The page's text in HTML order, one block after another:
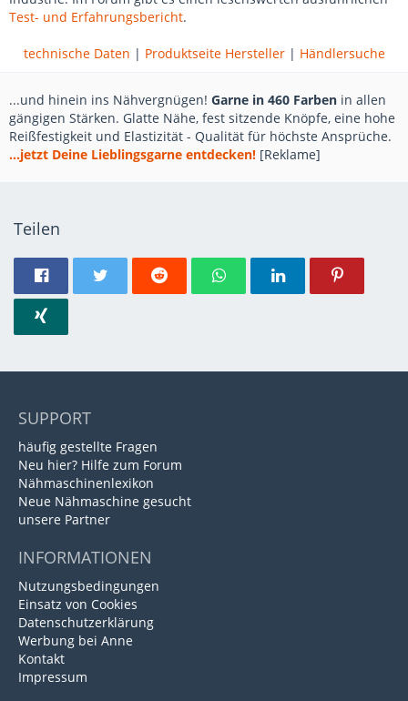
Test- und Erfahrungsbericht.
technische Daten | Produktseite Hersteller| Händlersuche
...und hinein ins Nähvergnügen! Garne in 460 Farben in allen
gängigen Stärken. Glatte Nähe, fest sitzende Knöpfe, eine hohe
Reißfestigkeit und Elastizität - Qualität für höchste Ansprüche.
...jetzt Deine Lieblingsgarne entdecken! [Reklame]
Teilen
SUPPORT
häufig gestellte Fragen
Neu hier? Hilfe zum Forum
Nähmaschinenlexikon
Neue Nähmaschine gesucht
unsere Partner
INFORMATIONEN
Nutzungsbedingungen
Einsatz von Cookies
Datenschutzerklärung
Werbung bei Anne
Kontakt
Impressum